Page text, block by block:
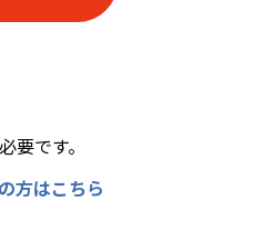
要です。
方はこちら